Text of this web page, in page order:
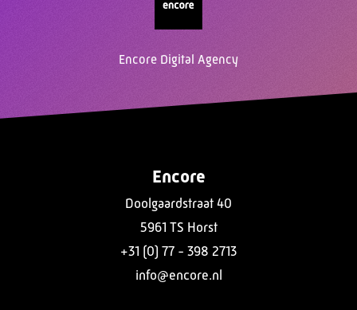
Encore Digital Agency
Encore
Doolgaardstraat 40
5961 TS Horst
+31 (0) 77 - 398 2713
info@encore.nl